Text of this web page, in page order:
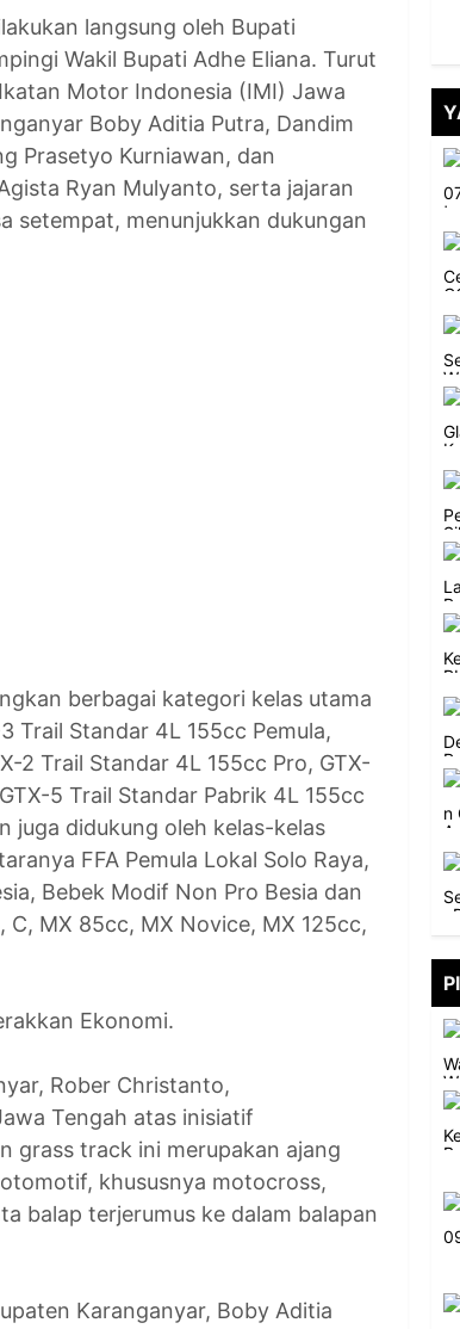
langsung oleh Bupati
Wakil Bupati Adhe Eliana. Turut
Motor Indonesia (IMI) Jawa
Boby Aditia Putra, Dandim
Prasetyo Kurniawan, dan
Ryan Mulyanto, serta jajaran
setempat, menunjukkan dukungan
berbagai kategori kelas utama
Trail Standar 4L 155cc Pemula,
2 Trail Standar 4L 155cc Pro, GTX-
5 Trail Standar Pabrik 4L 155cc
juga didukung oleh kelas-kelas
FFA Pemula Lokal Solo Raya,
Bebek Modif Non Pro Besia dan
MX 85cc, MX Novice, MX 125cc,
Ekonomi.
Rober Christanto,
Tengah atas inisiatif
grass track ini merupakan ajang
khususnya motocross,
balap terjerumus ke dalam balapan
Karanganyar, Boby Aditia